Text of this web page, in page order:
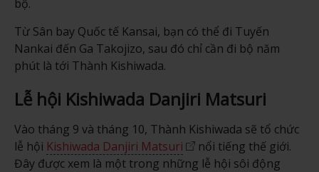
bộ.
Từ Sân bay Quốc tế Kansai, bạn có thể đi Tuyến
Nankai đến Ga Takojizo, sau đó chỉ cần đi bộ năm
phút là tới Thành Kishiwada.
Lễ hội Kishiwada Danjiri Matsuri
Vào tháng 9 và tháng 10, Thành Kishiwada sẽ tổ chức
lễ hội Kishiwada Danjiri Matsuri
nổi tiếng thế giới.
Đây được xem là một trong những lễ hội sôi động